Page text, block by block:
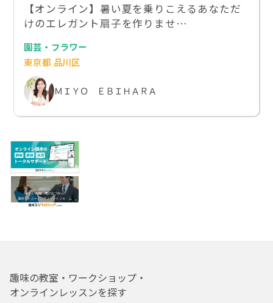
【オンライン】暑い夏を乗りこえるあなただ
けのエレガント扇子を作りませ…
園芸・フラワー
東京都 品川区
ＭＩＹＯ ＥＢＩＨＡＲＡ
趣味の教室・ワークショップ・
オンラインレッスンを探す